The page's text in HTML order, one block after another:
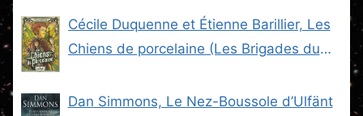
Cécile Duquenne et Étienne Barillier, Les
Chiens de porcelaine (Les Brigades du
Dan Simmons, Le Nez-Boussole d’Ulfänt